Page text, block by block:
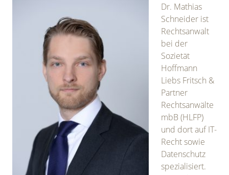
Dr. Mathias
Schneider ist
Rechtsanwalt
bei der
Sozietät
Hoffmann
Liebs Fritsch &
Partner
Rechtsanwälte
mbB (HLFP)
und dort auf IT-
Recht sowie
Datenschutz
spezialisiert.